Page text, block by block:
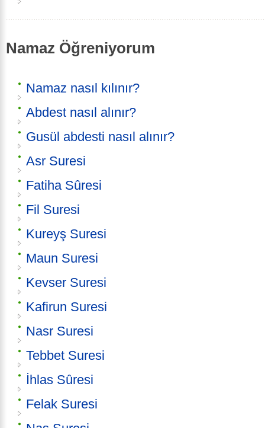
Namaz Öğreniyorum
Namaz nasıl kılınır?
Abdest nasıl alınır?
Gusül abdesti nasıl alınır?
Asr Suresi
Fatiha Sûresi
Fil Suresi
Kureyş Suresi
Maun Suresi
Kevser Suresi
Kafirun Suresi
Nasr Suresi
Tebbet Suresi
İhlas Sûresi
Felak Suresi